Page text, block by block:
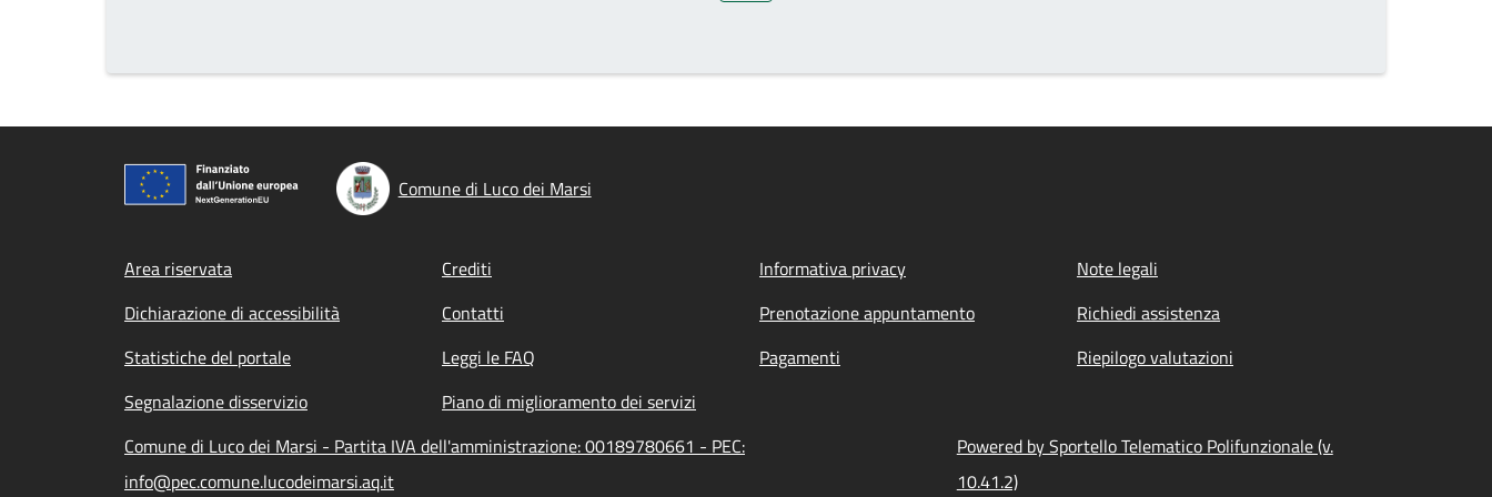
Comune di Luco dei Marsi
Footer menu
Area riservata Crediti Informativa privacy
Note legali
Dichiarazione di accessibilità
Contatti Prenotazione appuntamento
Richiedi assistenza
Statistiche del portale
Leggi le FAQ Pagamenti
Riepilogo valutazioni
Segnalazione disservizio
Piano di miglioramento dei servizi
Comune di Luco dei Marsi - Partita IVA dell'amministrazione: 00189780661 - PEC:
info@pec.comune.lucodeimarsi.aq.it
Powered by Sportello Telematico Polifunzionale (v.
10.41.2)